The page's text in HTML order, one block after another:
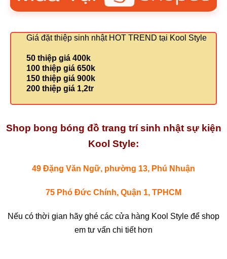
Giá đặt thiệp sinh nhật HOT TREND tại Kool Style
50 thiệp giá 400k
100 thiệp giá 650k
150 thiệp giá 900k
200 thiệp giá 1,2tr
Shop bong bóng đồ trang trí sinh nhật sự kiện
Kool Style:
49 Đặng Văn Ngữ, phường 13, Phú Nhuận
75 Phó Đức Chính, Quận 1, TPHCM
Nếu có thời gian hãy ghé các cửa hàng Kool Style để shop
em tư vấn chi tiết hơn